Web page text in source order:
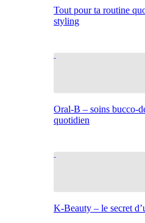
Tout pour ta routine
styling
Oral-B – soins bucco-
quotidien
K-Beauty – le secret